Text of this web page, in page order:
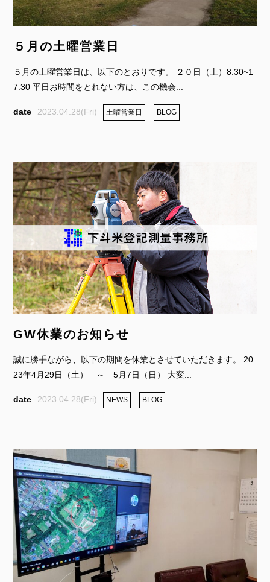
５月の土曜営業日
５月の土曜営業日は、以下のとおりです。 ２０日（土）8:30~1
7:30 平日お時間をとれない方は、この機会...
2023.04.28(Fri) 土曜営業日 BLOG
GW休業のお知らせ
誠に勝手ながら、以下の期間を休業とさせていただきます。 20
23年4月29日（土） ～ 5月7日（日） 大変...
2023.04.28(Fri) NEWS BLOG